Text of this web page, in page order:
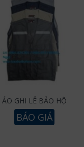
ÁO GHI LÊ BẢO HỘ
BÁO GIÁ